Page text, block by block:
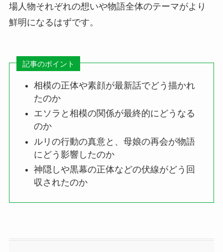
場人物それぞれの想いや物語全体のテーマがより
鮮明になるはずです。
記事のポイント
相模の正体や素顔が最新話でどう描かれ
たのか
エソラと相模の関係が最終的にどうなる
のか
ルリの行動の真意と、母娘の再会が物語
にどう影響したのか
神隠しや黒幕の正体などの伏線がどう回
収されたのか